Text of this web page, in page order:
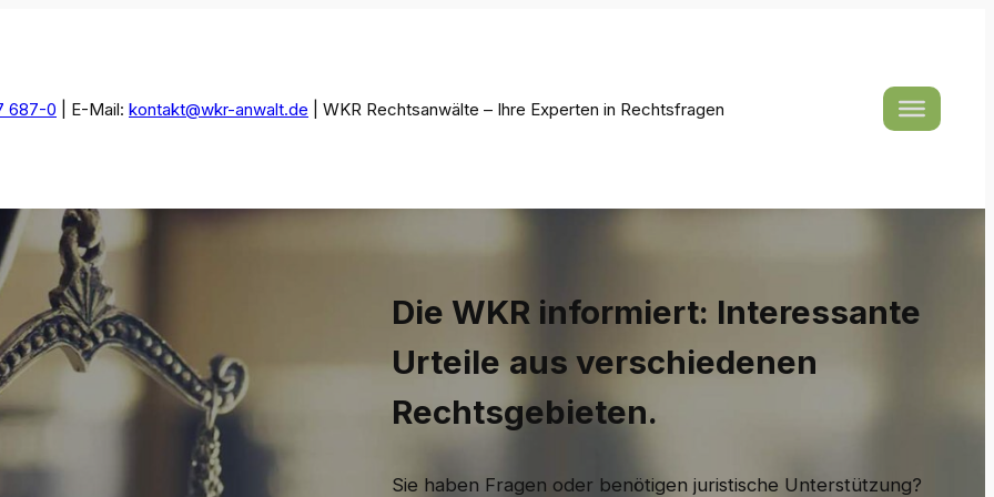
687-0 | E-Mail: kontakt@wkr-anwalt.de | WKR Rechtsanwälte – Ihre Experten in Rechtsfragen
Die WKR informiert: Interessante
Urteile aus verschiedenen
Rechtsgebieten.
Sie haben Fragen oder benötigen juristische Unterstützung?